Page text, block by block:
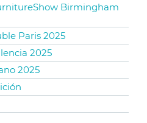
Birmingham
Paris 2025
2025
2025